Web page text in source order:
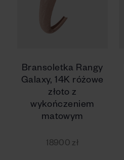
Bransoletka Rangy
Galaxy, 14K różowe
złoto z
wykończeniem
matowym
18900 zł